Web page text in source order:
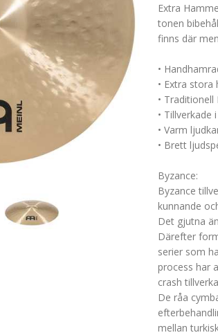
Extra
tonen
finns där
•
• Extra stora
•
•
• Varm
• Brett
Byzance:
Byzance
kunnande
Det gjutna
Därefter
serier som
process har
crash
De råa
mellan